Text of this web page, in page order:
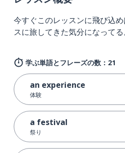
今すぐこのレッスンに飛び込
スに旅してきた気分になってる
学ぶ単語とフレーズの数：21
an experience
体験
a festival
祭り